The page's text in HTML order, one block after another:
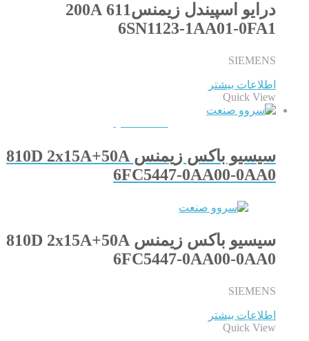
درایو اسپیندل زیمنس611 200A
6SN1123-1AA01-0FA1
SIEMENS
اطلاعات بیشتر
Quick View
سیسیو باکس زیمنس 810D 2x15A+50A
6FC5447-0AA00-0AA0
سیسیو باکس زیمنس 810D 2x15A+50A
6FC5447-0AA00-0AA0
SIEMENS
اطلاعات بیشتر
Quick View